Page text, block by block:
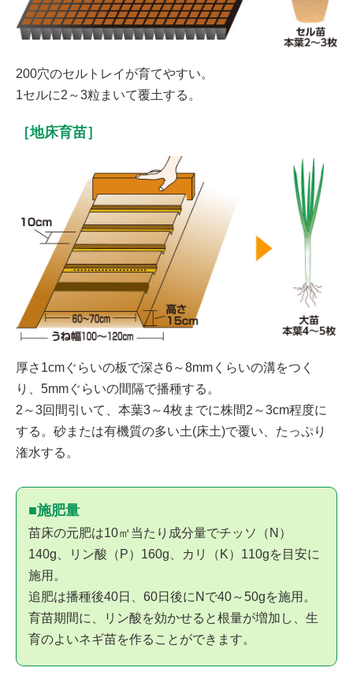
200穴のセルトレイが育てやすい。
1セルに2～3粒まいて覆土する。
［地床育苗］
厚さ1cmぐらいの板で深さ6～8mmくらいの溝をつく
り、5mmぐらいの間隔で播種する。
2～3回間引いて、本葉3～4枚までに株間2～3cm程度に
する。砂または有機質の多い土(床土)で覆い、たっぷり
潅水する。
■施肥量
苗床の元肥は10㎡当たり成分量でチッソ（N）
140g、リン酸（P）160g、カリ（K）110gを目安に
施用。
追肥は播種後40日、60日後にNで40～50gを施用。
育苗期間に、リン酸を効かせると根量が増加し、生
育のよいネギ苗を作ることができます。